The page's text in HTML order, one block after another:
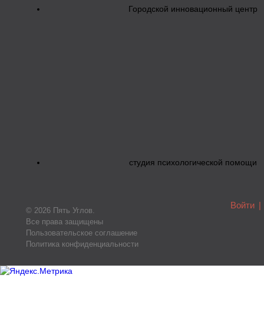
Городской инновационный центр
студия психологической помощи
© 2026 Пять Углов.
Все права защищены
Пользовательское соглашение
Политика конфиденциальности
Войти